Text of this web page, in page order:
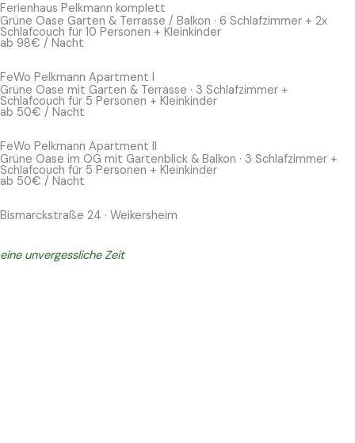
Ferienhaus Pelkmann komplett
Grüne Oase Garten & Terrasse / Balkon · 6 Schlafzimmer + 2x
Schlafcouch für 10 Personen + Kleinkinder
ab 98€ / Nacht
FeWo Pelkmann Apartment I
Grüne Oase mit Garten & Terrasse · 3 Schlafzimmer +
Schlafcouch für 5 Personen + Kleinkinder
ab 50€ / Nacht
FeWo Pelkmann Apartment II
Grüne Oase im OG mit Gartenblick & Balkon · 3 Schlafzimmer +
Schlafcouch für 5 Personen + Kleinkinder
ab 50€ / Nacht
Bismarckstraße 24 · Weikersheim
eine unvergessliche Zeit